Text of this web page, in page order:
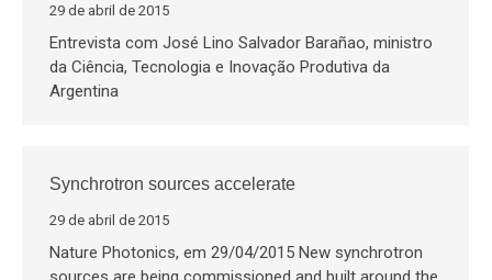
29 de abril de 2015
Entrevista com José Lino Salvador Barañao, ministro
da Ciência, Tecnologia e Inovação Produtiva da
Argentina
Synchrotron sources accelerate
29 de abril de 2015
Nature Photonics, em 29/04/2015 New synchrotron